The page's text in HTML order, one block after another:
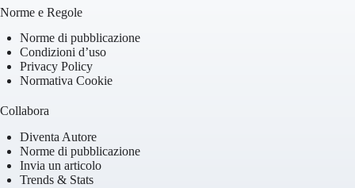
Norme e Regole
Norme di pubblicazione
Condizioni d’uso
Privacy Policy
Normativa Cookie
Collabora
Diventa Autore
Norme di pubblicazione
Invia un articolo
Trends & Stats